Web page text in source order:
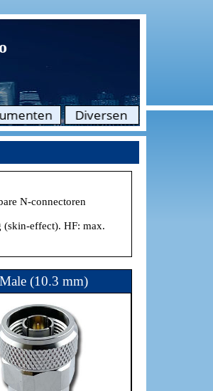
N-connectoren
(skin-effect). HF: max.
(10.3 mm)